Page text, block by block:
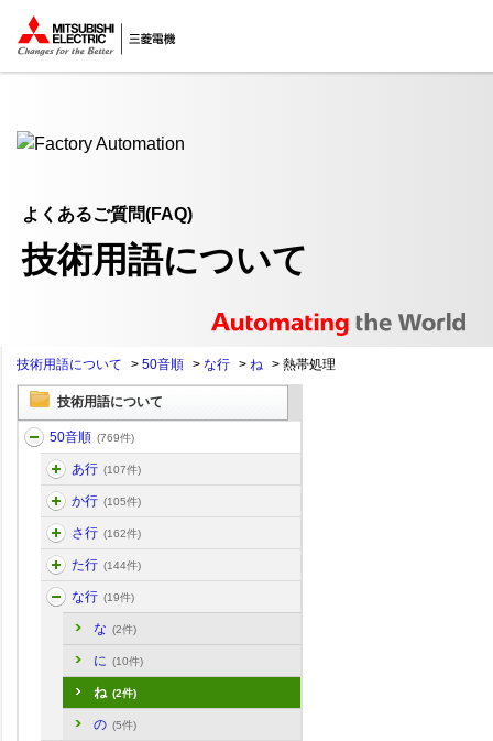
ここから本文
よくあるご質問(FAQ)
技術用語について
技術用語について > 50音順 > な行 > ね > 熱帯処理
技術用語について
50音順 (769件)
あ行 (107件)
か行 (105件)
さ行 (162件)
た行 (144件)
な行 (19件)
な (2件)
に (10件)
ね (2件)
の (5件)